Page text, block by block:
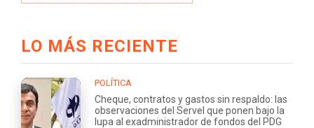
LO MÁS RECIENTE
POLÍTICA
Cheque, contratos y gastos sin respaldo: las
observaciones del Servel que ponen bajo la
lupa al exadministrador de fondos del PDG